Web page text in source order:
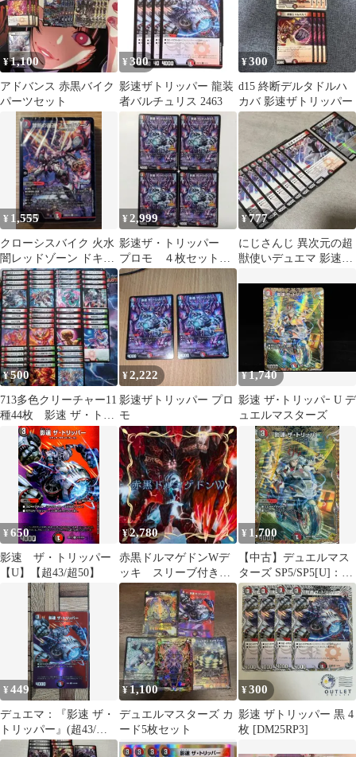
¥1,100
アドバンス 赤黒バイク
パーツセット
¥ 300
影速ザトリッパー 龍装
者バルチュリス 2463
¥300
d15 終断デルタドルハ
カバ 影速ザトリッパー
¥ 1,555
クローシスバイク 火水
闇レッドゾーン ドキド
キつよいデッキ 未開封
¥2,999
影速ザ・トリッパー
プロモ ４枚セット
影速ザトリッパー
¥777
にじさんじ 異次元の超
獣使いデュエマ 影速
¥500
713多色クリーチャー11
種44枚 影速 ザ・トリ
ッパー他 デュエルマス
ターズ
¥2,222
影速ザトリッパー プロ
モ
¥1,740
影速 ザ･トリッパｰ U デ
ュエルマスターズ
¥650
影速 ザ・トリッパー
【U】【超43/超50】
¥2,780
赤黒ドルマゲドンWデ
ッキ スリーブ付き
デュエマ格安デッキ
メルカリ便
¥ 1,700
【中古】デュエルマス
ターズ SP5/SP5[U]：影
速 ザ・トリッパー
¥449
デュエマ：『影速 ザ・
トリッパー』(超43/超
50) U×1②
¥1,100
デュエルマスターズ カ
ード5枚セット
¥300
影速 ザトリッパー 黒 4
枚 [DM25RP3]